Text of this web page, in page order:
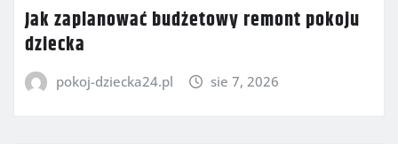
Jak zaplanować budżetowy remont pokoju
dziecka
pokoj-dziecka24.pl sie 7, 2026